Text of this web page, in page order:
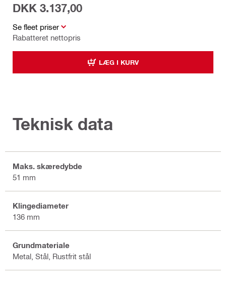
Se fleet priser
Rabatteret nettopris
DKK 3.137,00
LÆG I KURV
Teknisk data
Maks. skæredybde
51 mm
Klingediameter
136 mm
Grundmateriale
Metal, Stål, Rustfrit stål